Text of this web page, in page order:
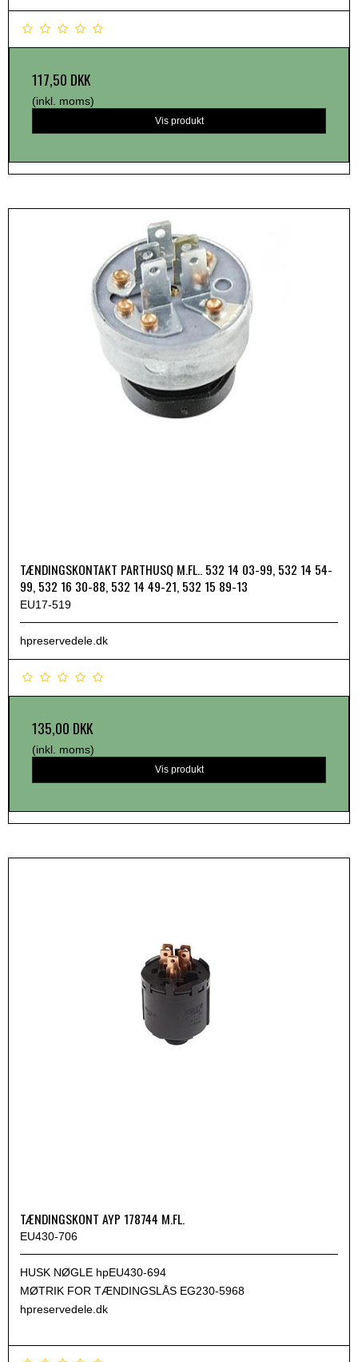
117,50 DKK
(inkl. moms)
Vis produkt
TÆNDINGSKONTAKT PARTHUSQ M.FL.. 532 14 03-99, 532 14 54-
99, 532 16 30-88, 532 14 49-21, 532 15 89-13
EU17-519
hpreservedele.dk
135,00 DKK
(inkl. moms)
Vis produkt
TÆNDINGSKONT AYP 178744 M.FL.
EU430-706
HUSK NØGLE hpEU430-694
MØTRIK FOR TÆNDINGSLÅS EG230-5968
hpreservedele.dk